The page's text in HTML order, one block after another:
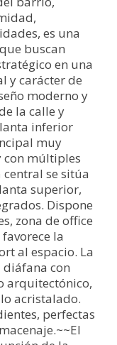
es una
buscan
en una
y carácter de
moderno y
la calle y
inferior
muy
múltiples
se sitúa
superior,
Dispone
zona de office
la
al espacio. La
con
arquitectónico,
acristalado.
perfectas